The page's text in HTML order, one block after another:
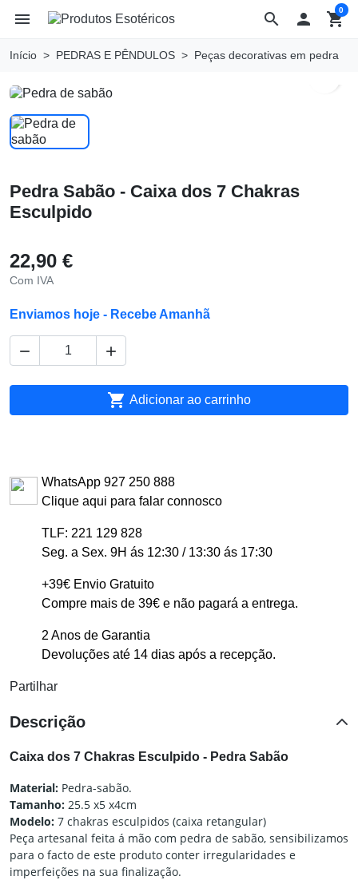
search
menu  shopping_cart
0
Início PEDRAS E PÊNDULOS Peças decorativas em pedra
Pedra Sabão - Caixa dos 7 Chakras
Esculpido
22,90 €
Com IVA
Enviamos hoje - Recebe Amanhã
 
 Adicionar ao carrinho
WhatsApp 927 250 888
Clique aqui para falar connosco
TLF: 221 129 828
Seg. a Sex. 9H ás 12:30 / 13:30 ás 17:30
+39€ Envio Gratuito
Compre mais de 39€ e não pagará a entrega.
2 Anos de Garantia
Devoluções até 14 dias após a recepção.
Partilhar
Descrição
Caixa dos 7 Chakras Esculpido - Pedra Sabão
Material: Pedra-sabão.
Tamanho: 25.5 x5 x4cm
Modelo: 7 chakras esculpidos (caixa retangular)
Peça artesanal feita á mão com pedra de sabão, sensibilizamos
para o facto de este produto conter irregularidades e
imperfeições na sua finalização.